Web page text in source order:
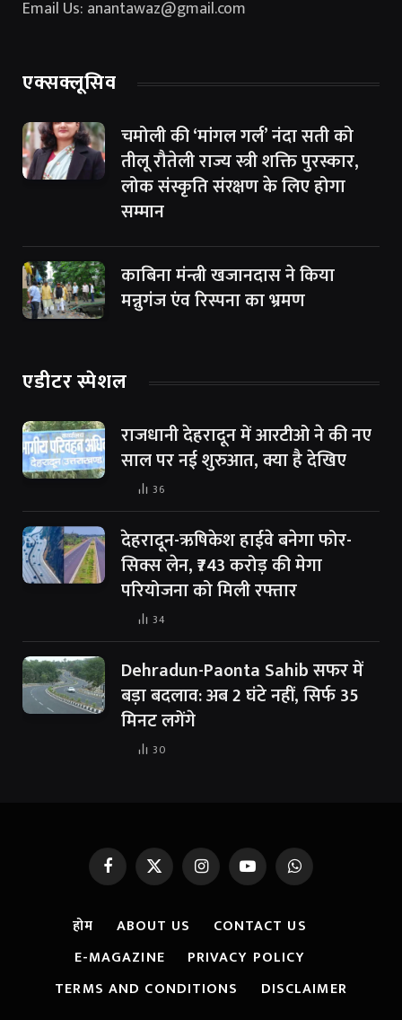
Email Us: anantawaz@gmail.com
एक्सक्लूसिव
चमोली की ‘मांगल गर्ल’ नंदा सती को
तीलू रौतेली राज्य स्त्री शक्ति पुरस्कार,
लोक संस्कृति संरक्षण के लिए होगा
सम्मान
काबिना मंन्त्री खजानदास ने किया
मन्नुगंज एंव रिस्पना का भ्रमण
एडीटर स्पेशल
राजधानी देहरादून में आरटीओ ने की नए
साल पर नई शुरुआत, क्या है देखिए
36
देहरादून-ऋषिकेश हाईवे बनेगा फोर-
सिक्स लेन, ₹743 करोड़ की मेगा
परियोजना को मिली रफ्तार
34
Dehradun-Paonta Sahib सफर में
बड़ा बदलाव: अब 2 घंटे नहीं, सिर्फ 35
मिनट लगेंगे
30
FacebookX
(Twitter)
InstagramYouTubeWhatsApp
होम ABOUT US
CONTACT US
E-MAGAZINE
PRIVACY POLICY
TERMS AND CONDITIONS
DISCLAIMER